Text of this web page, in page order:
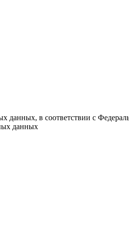
данных, в соответствии с
данных